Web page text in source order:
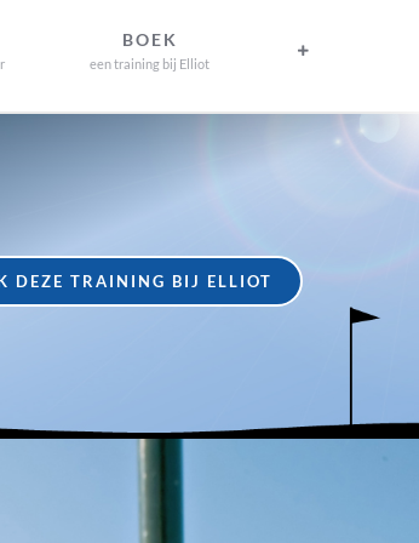
BOEK
een training bij Elliot
DEZE TRAINING BIJ ELLIOT